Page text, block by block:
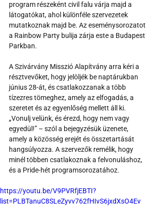
program részeként civil falu várja majd a
látogatókat, ahol különféle szervezetek
mutatkoznak majd be. Az eseménysorozatot
a Rainbow Party bulija zárja este a Budapest
Parkban.
A Szivárvány Misszió Alapítvány arra kéri a
résztvevőket, hogy jelöljék be naptárukban
június 28-át, és csatlakozzanak a több
tízezres tömeghez, amely az elfogadás, a
szeretet és az egyenlőség mellett áll ki.
„Vonulj velünk, és érezd, hogy nem vagy
egyedül!” – szól a bejegyzésük üzenete,
amely a közösség erejét és összetartását
hangsúlyozza. A szervezők remélik, hogy
minél többen csatlakoznak a felvonuláshoz,
és a Pride-hét programsorozatához.
https://youtu.be/V9PVRfjEBTI?
list=PLBTanuC8SLeZyvv762fHIvS6jxdXsO4Ev